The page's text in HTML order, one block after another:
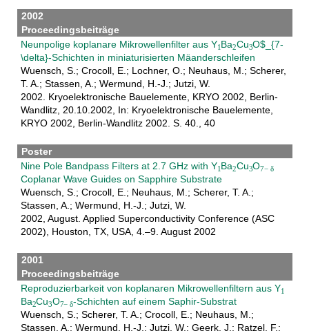
2002
Proceedingsbeiträge
Neunpolige koplanare Mikrowellenfilter aus Y Ba Cu O$_{7-
\delta}-Schichten in miniaturisierten Mäanderschleifen
Wuensch, S.; Crocoll, E.; Lochner, O.; Neuhaus, M.; Scherer,
T. A.; Stassen, A.; Wermund, H.-J.; Jutzi, W.
2002. Kryoelektronische Bauelemente, KRYO 2002, Berlin-
Wandlitz, 20.10.2002, In: Kryoelektronische Bauelemente,
KRYO 2002, Berlin-Wandlitz 2002. S. 40., 40
Poster
Nine Pole Bandpass Filters at 2.7 GHz with Y Ba Cu O
Coplanar Wave Guides on Sapphire Substrate
Wuensch, S.; Crocoll, E.; Neuhaus, M.; Scherer, T. A.;
Stassen, A.; Wermund, H.-J.; Jutzi, W.
2002, August. Applied Superconductivity Conference (ASC
2002), Houston, TX, USA, 4.–9. August 2002
2001
Proceedingsbeiträge
Reproduzierbarkeit von koplanaren Mikrowellenfiltern aus Y
Ba Cu O
-Schichten auf einem Saphir-Substrat
Wuensch, S.; Scherer, T. A.; Crocoll, E.; Neuhaus, M.;
Stassen, A.; Wermund, H.-J.; Jutzi, W.; Geerk, J.; Ratzel, F.;